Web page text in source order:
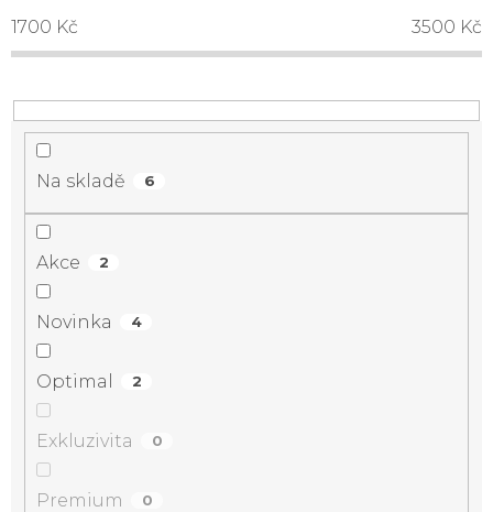
1700 Kč 3500 Kč
Na skladě 6
Akce 2
Novinka 4
Optimal 2
Exkluzivita 0
Premium 0